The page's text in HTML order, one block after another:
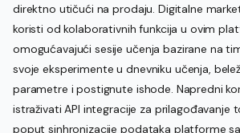
direktno utičući na prodaju. Digitalne
koristi od kolaborativnih funkcija u ovim
omogućavajući sesije učenja bazirane na
svoje eksperimente u dnevniku učenja,
parametre i postignute ishode. Napredni
istraživati API integracije za prilagođavanje
poput sinhronizacije podataka platforme